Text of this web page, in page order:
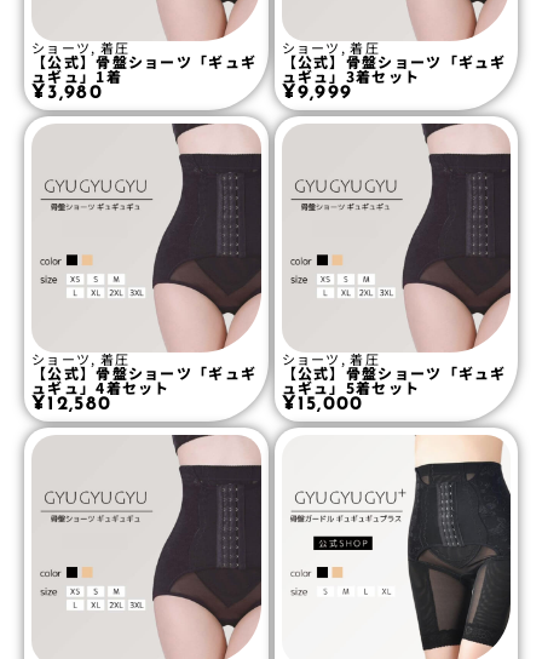
ショーツ,着圧
【公式】骨盤ショーツ「ギュギ
ュギュ」1着
¥3,980
ショーツ,着圧
【公式】骨盤ショーツ「ギュギ
ュギュ」3着セット
¥9,999
ショーツ,着圧
【公式】骨盤ショーツ「ギュギ
ュギュ」4着セット
¥12,580
ショーツ,着圧
【公式】骨盤ショーツ「ギュギ
ュギュ」5着セット
¥15,000